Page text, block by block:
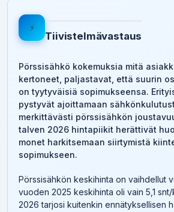
⚡
Tiivistelmävastaus
Pörssisähkö kokemuksia mitä
kertoneet, paljastavat, että suurin
on tyytyväisiä sopimukseensa.
pystyvät ajoittamaan
merkittävästi pörssisähkön
talven 2026 hintapiikit herättivät
monet harkitsemaan siirtymistä
sopimukseen.
Pörssisähkön keskihinta on vaihdellut
vuoden 2025 keskihinta oli vain 5,1
2026 tarjosi kuitenkin ennätyksellisen